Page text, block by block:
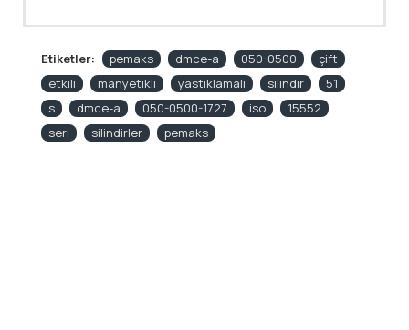
Etiketler: pemaks dmce-a 050-0500
çift
etkili
manyetikli yastıklamalı silindir
51
s
dmce-a 050-0500-1727 iso
15552
seri
silindirler pemaks